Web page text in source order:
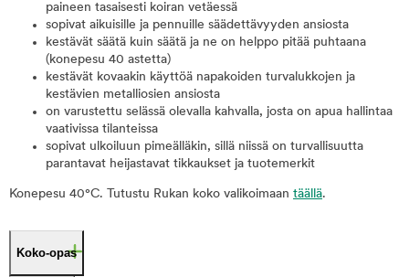
paineen tasaisesti koiran vetäessä
sopivat aikuisille ja pennuille säädettävyyden ansiosta
kestävät säätä kuin säätä ja ne on helppo pitää puhtaana
(konepesu 40 astetta)
kestävät kovaakin käyttöä napakoiden turvalukkojen ja
kestävien metalliosien ansiosta
on varustettu selässä olevalla kahvalla, josta on apua hallintaa
vaativissa tilanteissa
sopivat ulkoiluun pimeälläkin, sillä niissä on turvallisuutta
parantavat heijastavat tikkaukset ja tuotemerkit
Konepesu 40°C. Tutustu Rukan koko valikoimaan täällä.
Koko-opas